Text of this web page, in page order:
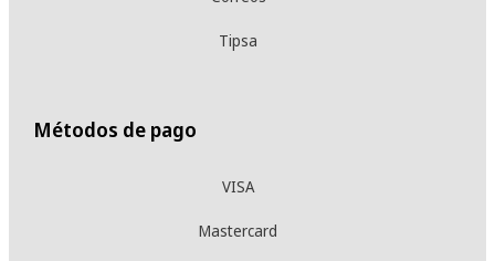
Tipsa
Métodos de pago
VISA
Mastercard